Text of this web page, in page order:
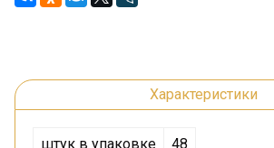
Характеристики
штук в упаковке 48